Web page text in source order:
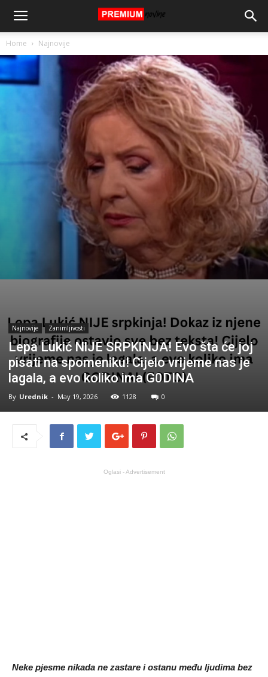
Home Najnovije
Najnovije Zanimljivosti
Lepa Lukić NlJE SRPKlNJA! Evo šta će joj
pisati na spomeniku! Cijelo vrijeme nas je
lagala, a evo koliko ima G0DINA
By Urednik - May 19, 2026 1128 0
Oglasi - Advertisement
Neke pjesme nikada ne zastare i ostanu među ljudima bez